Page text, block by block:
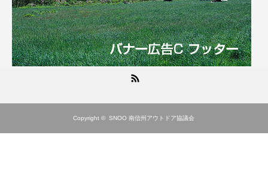
Copyright ©SNOO 南信州アウトドア協議会